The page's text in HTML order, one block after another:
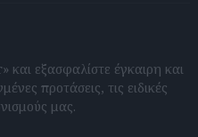
εξασφαλίστε έγκαιρη και
προτάσεις, τις ειδικές
μας.